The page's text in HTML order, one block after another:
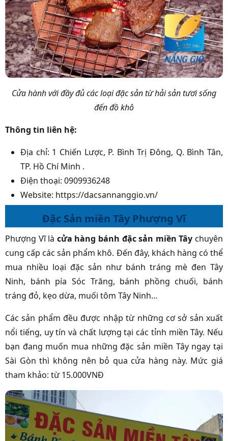
Cửa hành với đầy đủ các loại đặc sản từ hải sản tươi sống
đến đồ khô
Thông tin liên hệ:
Địa chỉ: 1 Chiến Lược, P. Bình Trị Đông, Q. Bình Tân,
TP. Hồ Chí Minh .
Điện thoại: 0909936248
Website: https://dacsannanggio.vn/
Đặc Sản miền Tây Phượng Vĩ
Phượng Vĩ là cửa hàng bánh đặc sản miền Tây chuyên
cung cấp các sản phẩm khô. Đến đây, khách hàng có thể
mua nhiều loại đặc sản như bánh tráng mè đen Tây
Ninh, bánh pía Sóc Trăng, bánh phồng chuối, bánh
tráng đỏ, kẹo dừa, muối tôm Tây Ninh…
Các sản phẩm đều được nhập từ những cơ sở sản xuất
nổi tiếng, uy tín và chất lượng tại các tỉnh miền Tây. Nếu
bạn đang muốn mua những đặc sản miền Tây ngay tại
Sài Gòn thì không nên bỏ qua cửa hàng này. Mức giá
tham khảo: từ 15.000VNĐ